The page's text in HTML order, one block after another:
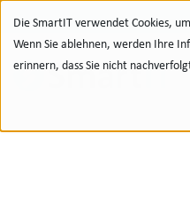
Die SmartIT verwendet Cookies,
Wenn Sie ablehnen, werden Ihre
erinnern, dass Sie nicht